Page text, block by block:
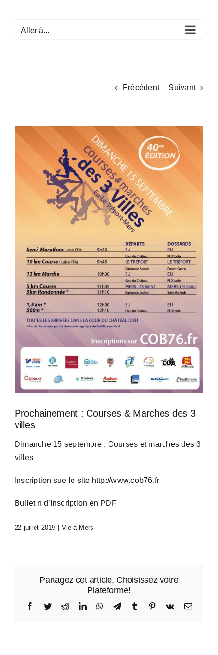
contenuAller à...
Précédent Suivant
Voir
l'image
agrandie
Prochainement : Courses & Marches des 3
villes
Dimanche 15 septembre : Courses et marches des 3
villes
Inscription sue le site http://www.cob76.fr
Bulletin d’inscription en PDF
22 juillet 2019 Vie à Mers
Partagez cet article, Choisissez votre
Plateforme!
Facebook
TwitterRedditLinkedInWhatsApp
TelegramTumblr Pinterest
Vk Email